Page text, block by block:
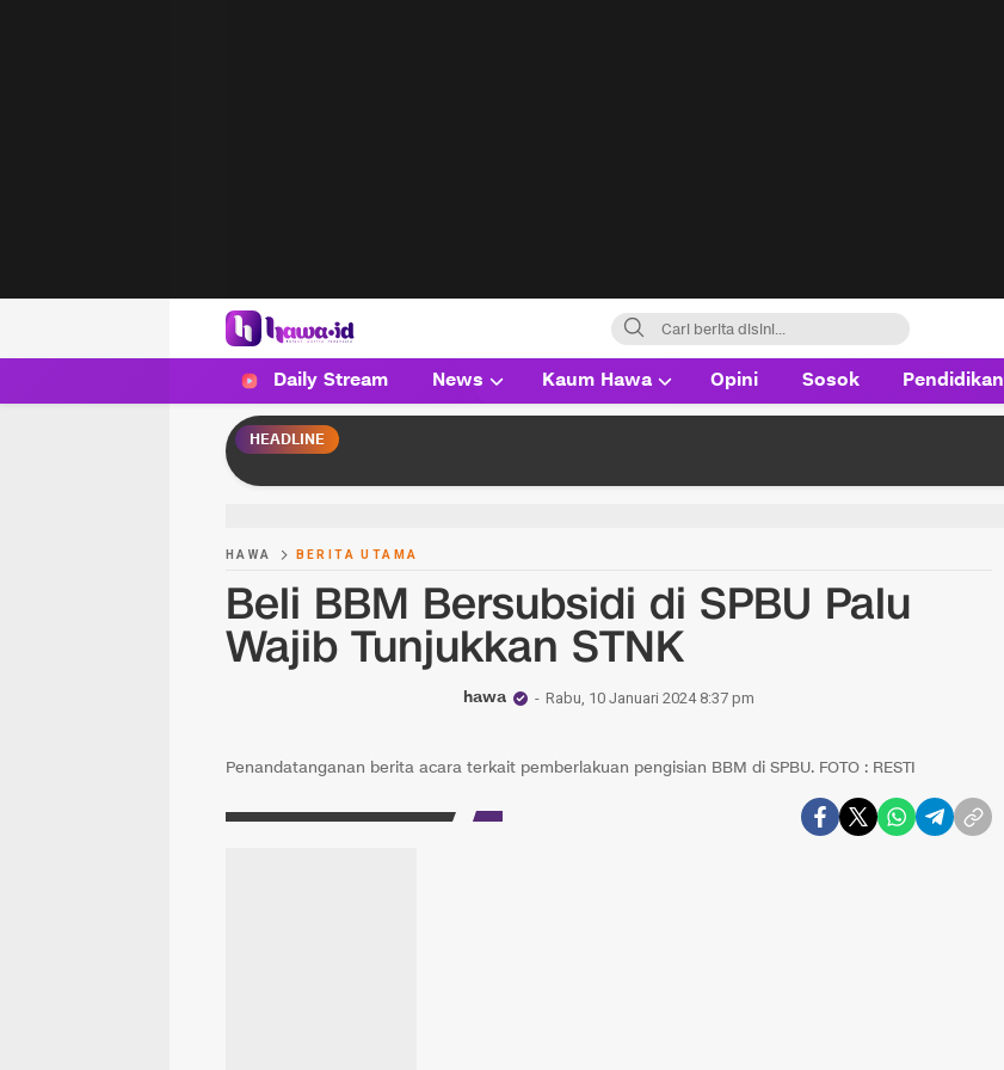
HAWA
Haluan Wanita Indonesia
Daily Stream News Kaum Hawa Opini Sosok Pendidikan
HEADLINE
HAWA BERITA UTAMA
Beli BBM Bersubsidi di SPBU Palu
Wajib Tunjukkan STNK
hawa Rabu, 10 Januari 2024 8:37 pm
Penandatanganan berita acara terkait pemberlakuan pengisian BBM di SPBU. FOTO : RESTI